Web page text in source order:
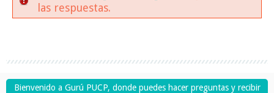
las respuestas.
Bienvenido a Gurú PUCP, donde puedes hacer preguntas y recibir